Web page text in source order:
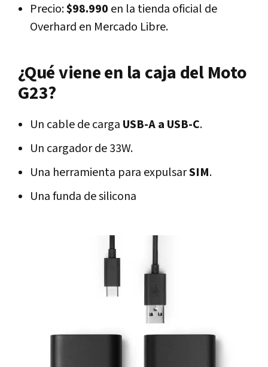
Precio:$98.990 en la tienda oficial de
Overhard en Mercado Libre.
¿Qué viene en la caja del Moto
G23?
Un cable de carga USB-A a USB-C.
Un cargador de 33W.
Una herramienta para expulsarSIM.
Una funda de silicona